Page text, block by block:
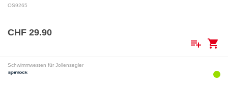
OS9265
CHF 29.90
playlist_add shopping_cart
Schwimmwesten für Jollensegler